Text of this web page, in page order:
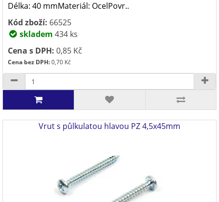
Délka: 40 mmMateriál: OcelPovr..
Kód zboží: 66525
skladem 434 ks
Cena s DPH: 0,85 Kč
Cena bez DPH:0,70 Kč
Vrut s půlkulatou hlavou PZ 4,5x45mm